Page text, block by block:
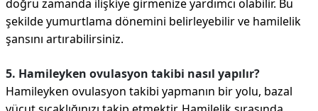
doğru zamanda ilişkiye girmenize yardımcı olabilir. Bu
şekilde yumurtlama dönemini belirleyebilir ve hamilelik
şansını artırabilirsiniz.
5. Hamileyken ovulasyon takibi nasıl yapılır?
Hamileyken ovulasyon takibi yapmanın bir yolu, bazal